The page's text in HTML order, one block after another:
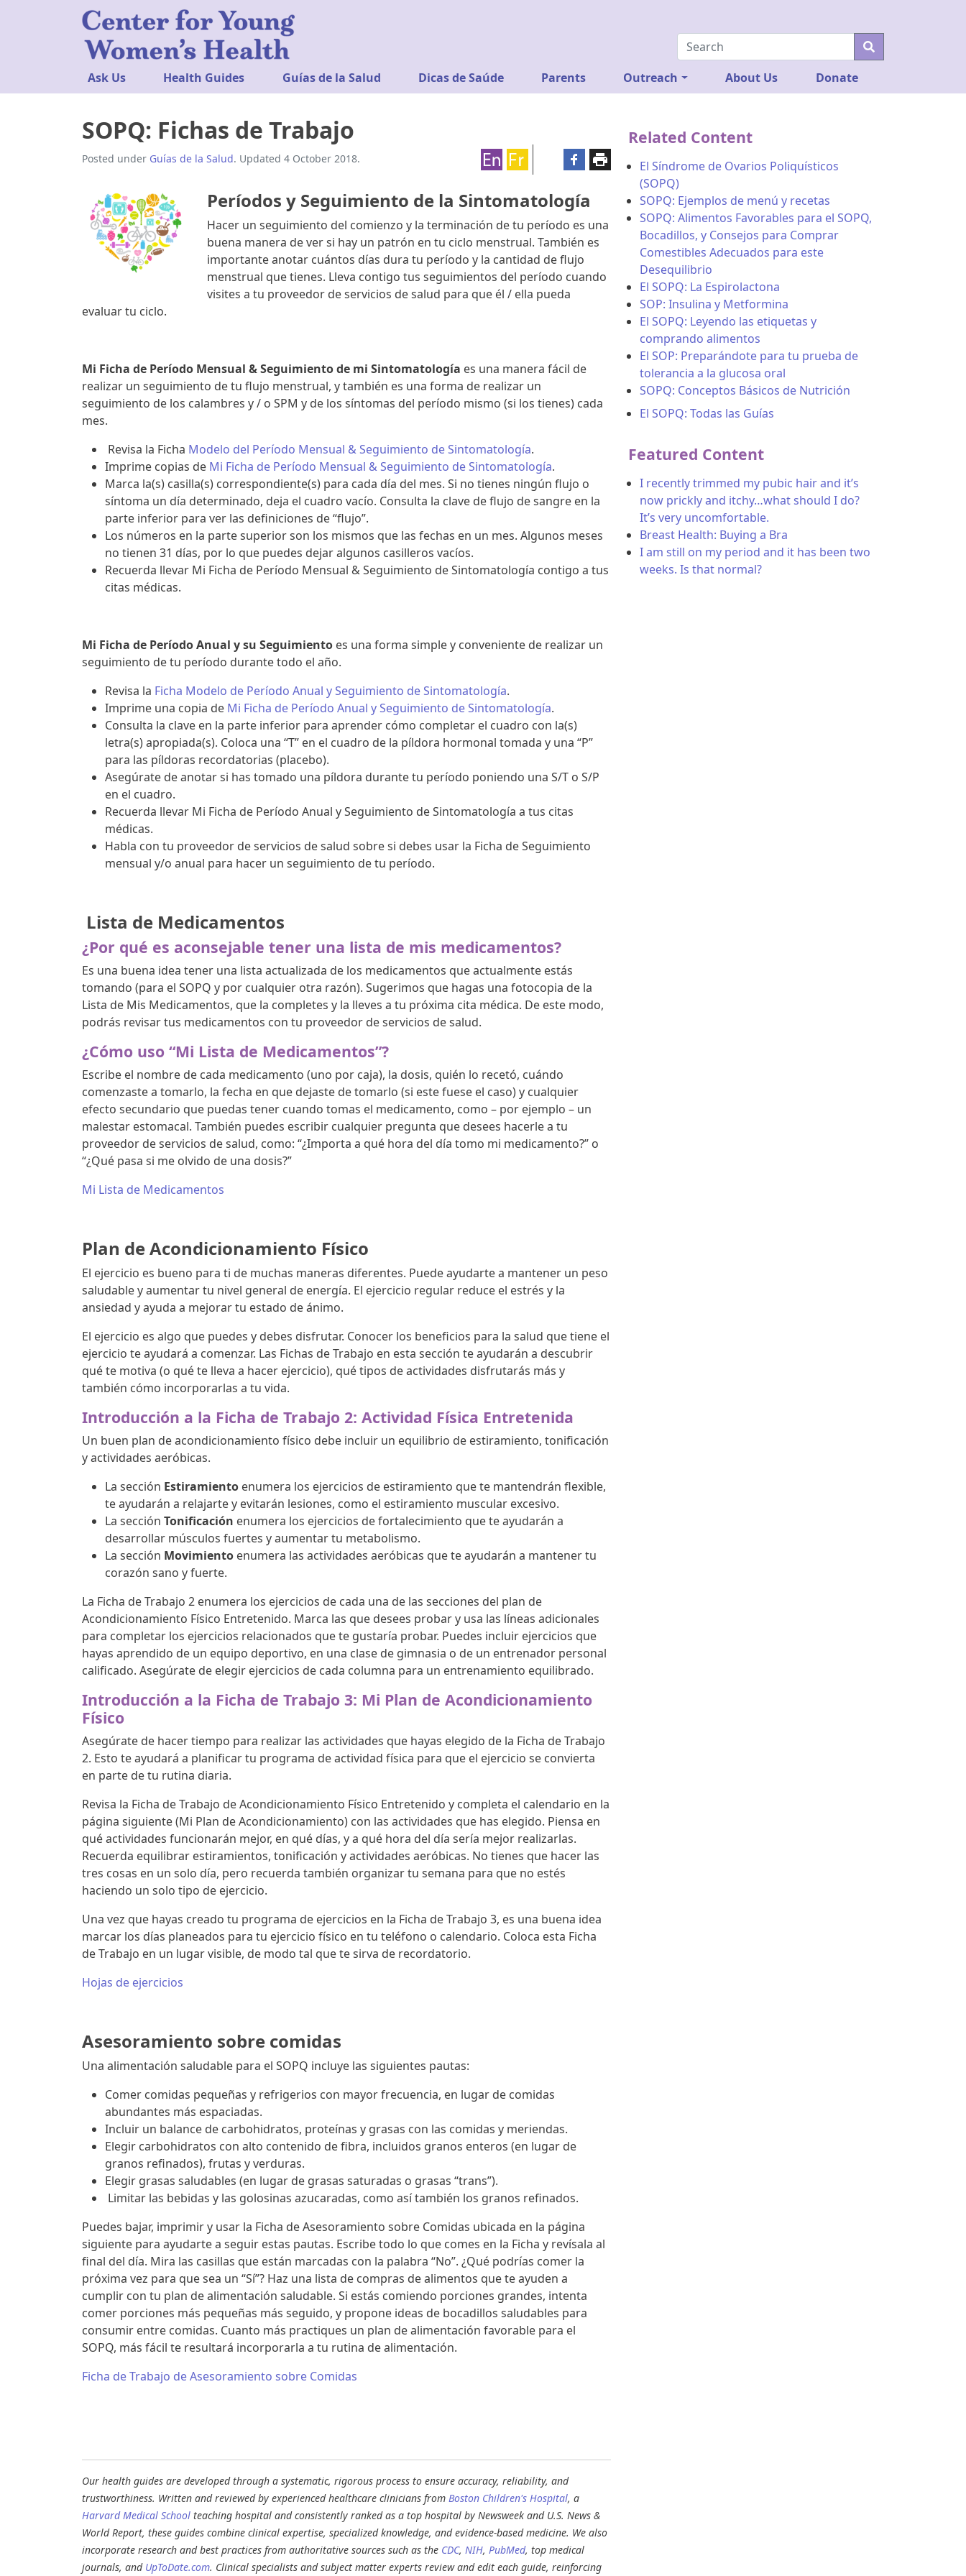
Ask Us Health Guides Guías de la Salud Dicas de Saúde Parents Outreach About Us Donate
SOPQ: Fichas de Trabajo
Posted under Guías de la Salud. Updated 4 October 2018.
Períodos y Seguimiento de la Sintomatología
Hacer un seguimiento del comienzo y la terminación de tu período es una
buena manera de ver si hay un patrón en tu ciclo menstrual. También es
importante anotar cuántos días dura tu período y la cantidad de flujo
menstrual que tienes. Lleva contigo tus seguimientos del período cuando
visites a tu proveedor de servicios de salud para que él / ella pueda
evaluar tu ciclo.
Mi Ficha de Período Mensual & Seguimiento de mi Sintomatología es una manera fácil de
realizar un seguimiento de tu flujo menstrual, y también es una forma de realizar un
seguimiento de los calambres y / o SPM y de los síntomas del período mismo (si los tienes) cada
mes.
Revisa la Ficha Modelo del Período Mensual & Seguimiento de Sintomatología.
Imprime copias de Mi Ficha de Período Mensual & Seguimiento de Sintomatología.
Marca la(s) casilla(s) correspondiente(s) para cada día del mes. Si no tienes ningún flujo o
síntoma un día determinado, deja el cuadro vacío. Consulta la clave de flujo de sangre en la
parte inferior para ver las definiciones de “flujo”.
Los números en la parte superior son los mismos que las fechas en un mes. Algunos meses
no tienen 31 días, por lo que puedes dejar algunos casilleros vacíos.
Recuerda llevar Mi Ficha de Período Mensual & Seguimiento de Sintomatología contigo a tus
citas médicas.
Mi Ficha de Período Anual y su Seguimiento es una forma simple y conveniente de realizar un
seguimiento de tu período durante todo el año.
Revisa la Ficha Modelo de Período Anual y Seguimiento de Sintomatología.
Imprime una copia de Mi Ficha de Período Anual y Seguimiento de Sintomatología.
Consulta la clave en la parte inferior para aprender cómo completar el cuadro con la(s)
letra(s) apropiada(s). Coloca una “T” en el cuadro de la píldora hormonal tomada y una “P”
para las píldoras recordatorias (placebo).
Asegúrate de anotar si has tomado una píldora durante tu período poniendo una S/T o S/P
en el cuadro.
Recuerda llevar Mi Ficha de Período Anual y Seguimiento de Sintomatología a tus citas
médicas.
Habla con tu proveedor de servicios de salud sobre si debes usar la Ficha de Seguimiento
mensual y/o anual para hacer un seguimiento de tu período.
Lista de Medicamentos
¿Por qué es aconsejable tener una lista de mis medicamentos?
Es una buena idea tener una lista actualizada de los medicamentos que actualmente estás
tomando (para el SOPQ y por cualquier otra razón). Sugerimos que hagas una fotocopia de la
Lista de Mis Medicamentos, que la completes y la lleves a tu próxima cita médica. De este modo,
podrás revisar tus medicamentos con tu proveedor de servicios de salud.
¿Cómo uso “Mi Lista de Medicamentos”?
Escribe el nombre de cada medicamento (uno por caja), la dosis, quién lo recetó, cuándo
comenzaste a tomarlo, la fecha en que dejaste de tomarlo (si este fuese el caso) y cualquier
efecto secundario que puedas tener cuando tomas el medicamento, como – por ejemplo – un
malestar estomacal. También puedes escribir cualquier pregunta que desees hacerle a tu
proveedor de servicios de salud, como: “¿Importa a qué hora del día tomo mi medicamento?” o
“¿Qué pasa si me olvido de una dosis?”
Mi Lista de Medicamentos
Plan de Acondicionamiento Físico
El ejercicio es bueno para ti de muchas maneras diferentes. Puede ayudarte a mantener un peso
saludable y aumentar tu nivel general de energía. El ejercicio regular reduce el estrés y la
ansiedad y ayuda a mejorar tu estado de ánimo.
El ejercicio es algo que puedes y debes disfrutar. Conocer los beneficios para la salud que tiene el
ejercicio te ayudará a comenzar. Las Fichas de Trabajo en esta sección te ayudarán a descubrir
qué te motiva (o qué te lleva a hacer ejercicio), qué tipos de actividades disfrutarás más y
también cómo incorporarlas a tu vida.
Introducción a la Ficha de Trabajo 2: Actividad Física Entretenida
Un buen plan de acondicionamiento físico debe incluir un equilibrio de estiramiento, tonificación
y actividades aeróbicas.
La sección Estiramiento enumera los ejercicios de estiramiento que te mantendrán flexible,
te ayudarán a relajarte y evitarán lesiones, como el estiramiento muscular excesivo.
La sección Tonificación enumera los ejercicios de fortalecimiento que te ayudarán a
desarrollar músculos fuertes y aumentar tu metabolismo.
La sección Movimiento enumera las actividades aeróbicas que te ayudarán a mantener tu
corazón sano y fuerte.
La Ficha de Trabajo 2 enumera los ejercicios de cada una de las secciones del plan de
Acondicionamiento Físico Entretenido. Marca las que desees probar y usa las líneas adicionales
para completar los ejercicios relacionados que te gustaría probar. Puedes incluir ejercicios que
hayas aprendido de un equipo deportivo, en una clase de gimnasia o de un entrenador personal
calificado. Asegúrate de elegir ejercicios de cada columna para un entrenamiento equilibrado.
Introducción a la Ficha de Trabajo 3: Mi Plan de Acondicionamiento
Físico
Asegúrate de hacer tiempo para realizar las actividades que hayas elegido de la Ficha de Trabajo
2. Esto te ayudará a planificar tu programa de actividad física para que el ejercicio se convierta
en parte de tu rutina diaria.
Revisa la Ficha de Trabajo de Acondicionamiento Físico Entretenido y completa el calendario en la
página siguiente (Mi Plan de Acondicionamiento) con las actividades que has elegido. Piensa en
qué actividades funcionarán mejor, en qué días, y a qué hora del día sería mejor realizarlas.
Recuerda equilibrar estiramientos, tonificación y actividades aeróbicas. No tienes que hacer las
tres cosas en un solo día, pero recuerda también organizar tu semana para que no estés
haciendo un solo tipo de ejercicio.
Una vez que hayas creado tu programa de ejercicios en la Ficha de Trabajo 3, es una buena idea
marcar los días planeados para tu ejercicio físico en tu teléfono o calendario. Coloca esta Ficha
de Trabajo en un lugar visible, de modo tal que te sirva de recordatorio.
Hojas de ejercicios
Asesoramiento sobre comidas
Una alimentación saludable para el SOPQ incluye las siguientes pautas:
Comer comidas pequeñas y refrigerios con mayor frecuencia, en lugar de comidas
abundantes más espaciadas.
Incluir un balance de carbohidratos, proteínas y grasas con las comidas y meriendas.
Elegir carbohidratos con alto contenido de fibra, incluidos granos enteros (en lugar de
granos refinados), frutas y verduras.
Elegir grasas saludables (en lugar de grasas saturadas o grasas “trans”).
Limitar las bebidas y las golosinas azucaradas, como así también los granos refinados.
Puedes bajar, imprimir y usar la Ficha de Asesoramiento sobre Comidas ubicada en la página
siguiente para ayudarte a seguir estas pautas. Escribe todo lo que comes en la Ficha y revísala al
final del día. Mira las casillas que están marcadas con la palabra “No”. ¿Qué podrías comer la
próxima vez para que sea un “Sí”? Haz una lista de compras de alimentos que te ayuden a
cumplir con tu plan de alimentación saludable. Si estás comiendo porciones grandes, intenta
comer porciones más pequeñas más seguido, y propone ideas de bocadillos saludables para
consumir entre comidas. Cuanto más practiques un plan de alimentación favorable para el
SOPQ, más fácil te resultará incorporarla a tu rutina de alimentación.
Ficha de Trabajo de Asesoramiento sobre Comidas
Our health guides are developed through a systematic, rigorous process to ensure accuracy, reliability, and
trustworthiness. Written and reviewed by experienced healthcare clinicians from Boston Children's Hospital, a
Harvard Medical School teaching hospital and consistently ranked as a top hospital by Newsweek and U.S. News &
World Report, these guides combine clinical expertise, specialized knowledge, and evidence-based medicine. We also
incorporate research and best practices from authoritative sources such as the CDC, NIH, PubMed, top medical
journals, and UpToDate.com. Clinical specialists and subject matter experts review and edit each guide, reinforcing
Related Content
El Síndrome de Ovarios Poliquísticos
(SOPQ)
SOPQ: Ejemplos de menú y recetas
SOPQ: Alimentos Favorables para el SOPQ,
Bocadillos, y Consejos para Comprar
Comestibles Adecuados para este
Desequilibrio
El SOPQ: La Espirolactona
SOP: Insulina y Metformina
El SOPQ: Leyendo las etiquetas y
comprando alimentos
El SOP: Preparándote para tu prueba de
tolerancia a la glucosa oral
SOPQ: Conceptos Básicos de Nutrición
El SOPQ: Todas las Guías
Featured Content
I recently trimmed my pubic hair and it’s
now prickly and itchy…what should I do?
It’s very uncomfortable.
Breast Health: Buying a Bra
I am still on my period and it has been two
weeks. Is that normal?